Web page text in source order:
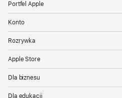
Portfel Apple
Konto
Rozrywka
Apple Store
Dla biznesu
Dla edukacji